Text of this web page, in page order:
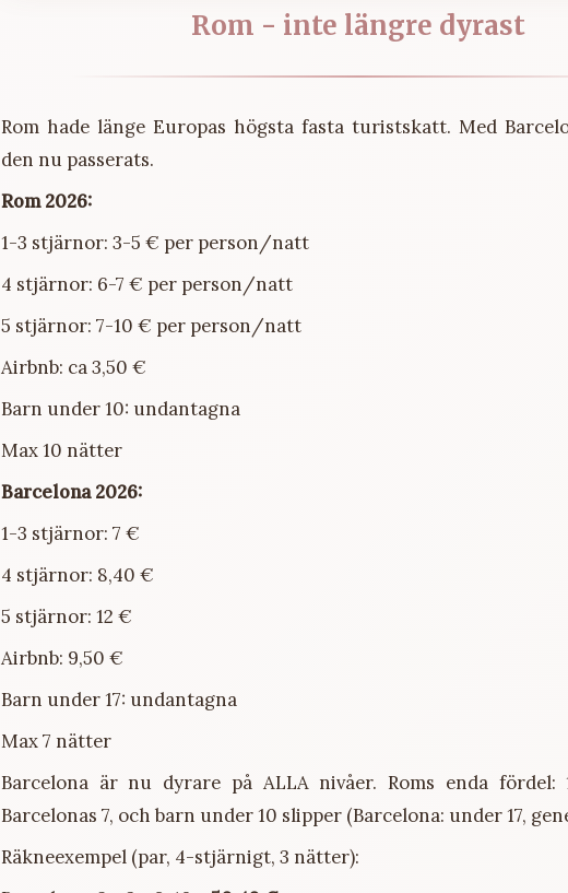
Rom - inte längre dyrast
Rom hade länge Europas högsta fasta turistskatt. Med
den nu passerats.
Rom 2026:
1-3 stjärnor: 3-5 € per person/natt
4 stjärnor: 6-7 € per person/natt
5 stjärnor: 7-10 € per person/natt
Airbnb: ca 3,50 €
Barn under 10: undantagna
Max 10 nätter
Barcelona 2026:
1-3 stjärnor: 7 €
4 stjärnor: 8,40 €
5 stjärnor: 12 €
Airbnb: 9,50 €
Barn under 17: undantagna
Max 7 nätter
Barcelona är nu dyrare på ALLA nivåer. Roms enda fördel:
Barcelonas 7, och barn under 10 slipper (Barcelona: under 17,
Räkneexempel (par, 4-stjärnigt, 3 nätter):